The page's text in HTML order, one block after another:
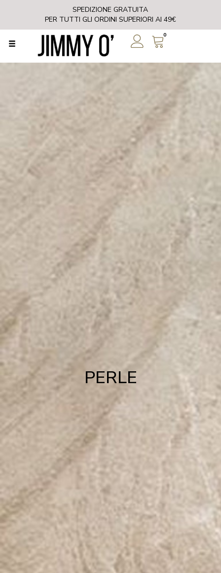
SPEDIZIONE GRATUITA
PER TUTTI GLI ORDINI SUPERIORI AI 49€
0
PERLE